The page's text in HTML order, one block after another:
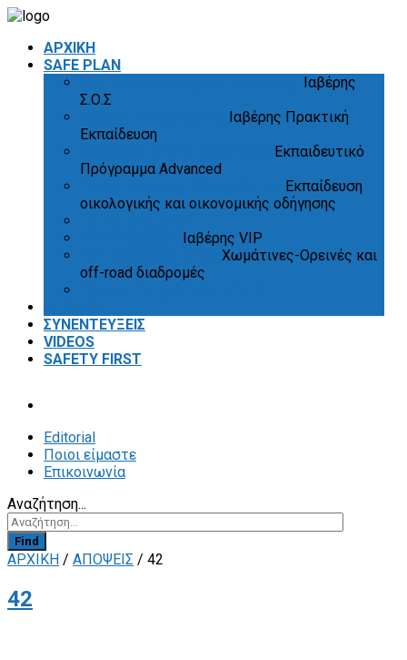
ΑΡΧΙΚΗ
SAFE PLAN
Ιαβέρης
Σ.Ο.Σ
Ιαβέρης Πρακτική
Εκπαίδευση
Εκπαιδευτικό
Πρόγραμμα Advanced
Εκπαίδευση
οικολογικής και οικονομικής οδήγησης
Ιαβέρης VIP
Χωμάτινες-Ορεινές και
off-road διαδρομές
ΣΥΝΕΝΤΕΥΞΕΙΣ
VIDEOS
SAFETY FIRST
Editorial
Ποιοι είμαστε
Επικοινωνία
Αναζήτηση...
Find
ΑΡΧΙΚΗ / ΑΠΟΨΕΙΣ / 42
42